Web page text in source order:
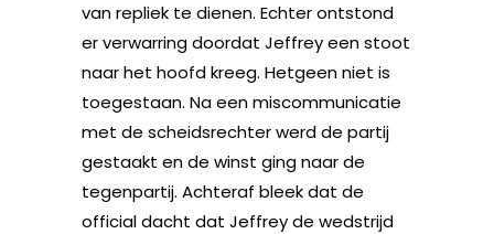
van repliek te dienen. Echter ontstond
er verwarring doordat Jeffrey een stoot
naar het hoofd kreeg. Hetgeen niet is
toegestaan. Na een miscommunicatie
met de scheidsrechter werd de partij
gestaakt en de winst ging naar de
tegenpartij. Achteraf bleek dat de
official dacht dat Jeffrey de wedstrijd